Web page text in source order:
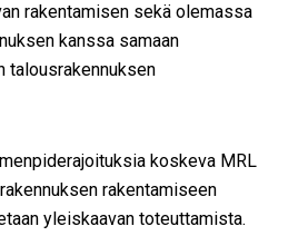
rakentamisen sekä olemassa
kanssa samaan
talousrakennuksen
koskeva MRL
rakentamiseen
yleiskaavan toteuttamista.